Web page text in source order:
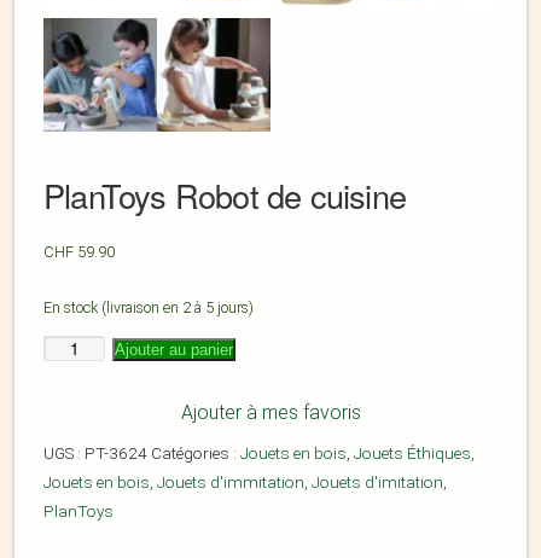
PlanToys Robot de cuisine
CHF 59.90
En stock (livraison en 2 à 5 jours)
Ajouter au panier
Ajouter à mes favoris
UGS : PT-3624 Catégories : Jouets en bois, Jouets Éthiques,
Jouets en bois, Jouets d'immitation, Jouets d'imitation,
PlanToys